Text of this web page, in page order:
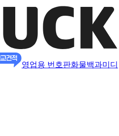
영업용 번호판화물백과미디